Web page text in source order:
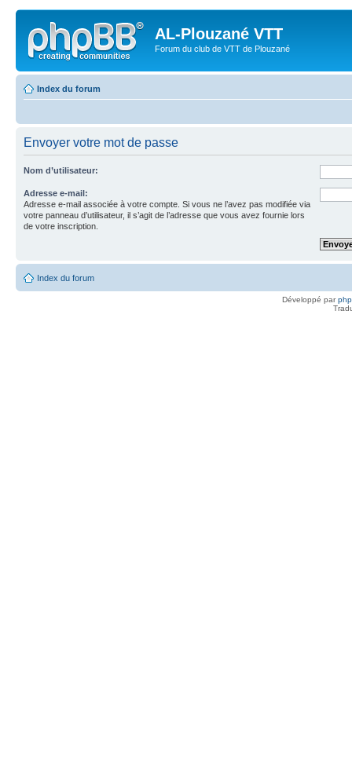
AL-Plouzané VTT
Forum du club de VTT de Plouzané
Index du forum
Envoyer votre mot de passe
Nom d’utilisateur:
Adresse e-mail:
Adresse e-mail associée à votre compte. Si vous ne l’avez pas modifiée via
votre panneau d’utilisateur, il s’agit de l’adresse que vous avez fournie lors
de votre inscription.
Index du forum
Développé par